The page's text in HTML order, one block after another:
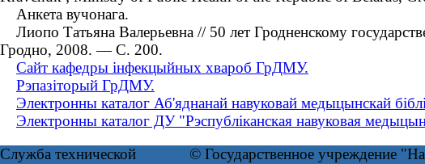
Анкета вучонага.
Лиопо Татьяна Валерьевна // 50 лет Гродненскому
Гродно, 2008. — С. 200.
Сайт кафедры інфекцыйных хвароб ГрДМУ.
Рэпазіторый ГрДМУ.
Электронны каталог Аб'яднанай навуковай медыцынскай
Электронны каталог ДУ "Рэспубліканская навуковая
Служба технической
© Государственное учреждение